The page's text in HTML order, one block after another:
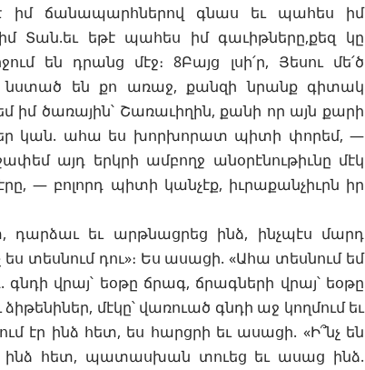
իմ ճանապարհներով գնաս եւ պահես իմ
Տան.եւ եթէ պահես իմ գաւիթները,քեզ կը
են դրանց մէջ։ 8Բայց լսի՛ր, Յեսու մե՛ծ
նստած են քո առաջ, քանզի նրանք գիտակ
իմ ծառային՝ Շառաւիղին, քանի որ այն քարի
կան. ահա ես խորխորատ պիտի փորեմ, —
այդ երկրի ամբողջ անօրէնութիւնը մէկ
— բոլորդ պիտի կանչէք, իւրաքանչիւրն իր
դարձաւ եւ արթնացրեց ինձ, ինչպէս մարդ
տեսնում դու»։ Ես ասացի. «Ահա տեսնում եմ
վրայ՝ եօթը ճրագ, ճրագների վրայ՝ եօթը
մէկը՝ վառուած գնդի աջ կողմում եւ
էր ինձ հետ, ես հարցրի եւ ասացի. «Ի՞նչ են
ինձ հետ, պատասխան տուեց եւ ասաց ինձ.